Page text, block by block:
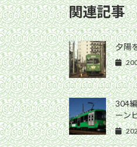
関連記事
夕陽
304
ーン